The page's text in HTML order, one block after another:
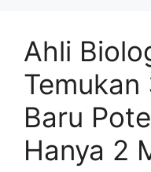
Ahli
Temukan
Baru
Hanya 2